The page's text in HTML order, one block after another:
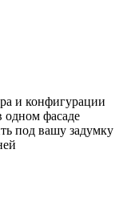
и конфигурации
одном фасаде
под вашу задумку